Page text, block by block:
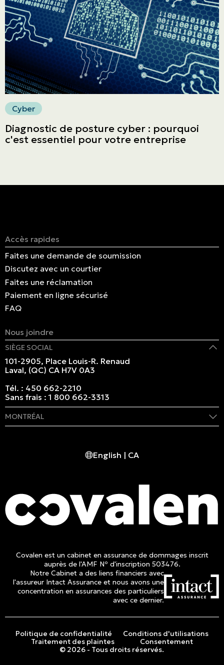
Faites un paiement
Cyber
Diagnostic de posture cyber : pourquoi
c'est essentiel pour votre entreprise
Accès rapides
Faites une demande de soumission
Discutez avec un courtier
Faites une réclamation
Paiement en ligne sécurisé
FAQ
Nous joindre
SIÈGE SOCIAL
101-2905, Place Louis-R. Renaud
Laval, (QC) CA H7V 0A3
Tél. : 450 662-2210
Sans frais :1 800 662-3313
MONTRÉAL
English | CA
Covalen est un cabinet en assurance de dommages inscrit
auprès de l'AMF Nº d'inscription 503476.
Notre Cabinet a des liens financiers avec
l'assureur Intact Assurance et nous avons une
concentration en assurances des particuliers
avec ce dernier.
© 2026 - Tous droits réservés.
Politique de confidentialité
Conditions d'utilisations
Traitement des plaintes
Consentement